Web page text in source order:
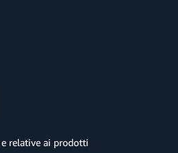
relative ai prodotti